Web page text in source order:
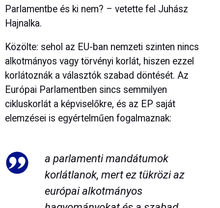
Parlamentbe és ki nem? – vetette fel Juhász
Hajnalka.
Közölte: sehol az EU-ban nemzeti szinten nincs
alkotmányos vagy törvényi korlát, hiszen ezzel
korlátoznák a választók szabad döntését. Az
Európai Parlamentben sincs semmilyen
cikluskorlát a képviselőkre, és az EP saját
elemzései is egyértelműen fogalmaznak:
a parlamenti mandátumok
korlátlanok, mert ez tükrözi az
európai alkotmányos